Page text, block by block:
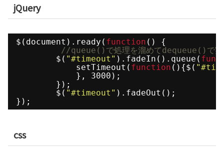
jQuery
$(document).ready( function () {
//queue()で処理を溜めてdequeue()で
$( "#timeout" ).fadeIn().queue(
setTimeout( function (){$(
}, 3000);
});
$( "#timeout" ).fadeOut();
});
css